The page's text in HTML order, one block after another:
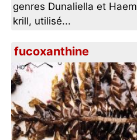
genres Dunaliella et
krill, utilisé...
fucoxanthine